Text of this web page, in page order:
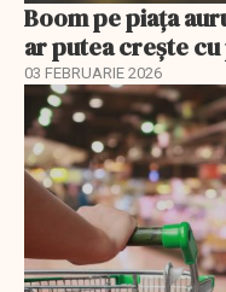
Boom pe piața
ar putea crește cu
03 FEBRUARIE 2026